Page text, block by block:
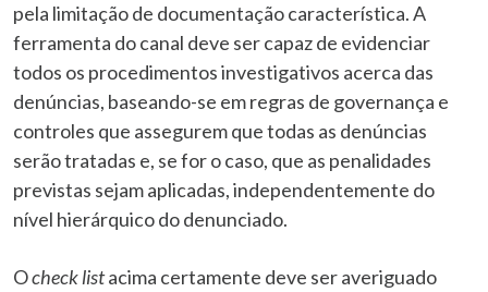
pela limitação de documentação característica. A
ferramenta do canal deve ser capaz de evidenciar
todos os procedimentos investigativos acerca das
denúncias, baseando-se em regras de governança e
controles que assegurem que todas as denúncias
serão tratadas e, se for o caso, que as penalidades
previstas sejam aplicadas, independentemente do
nível hierárquico do denunciado.
Ocheck listacima certamente deve ser averiguado